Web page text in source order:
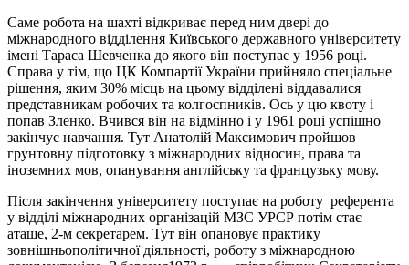
Саме робота на шахті відкриває перед ним двері до
міжнародного відділення Київського державного університету
імені Тараса Шевченка до якого він поступає у 1956 році.
Справа у тім, що ЦК Компартії України прийняло спеціальне
рішення, яким 30% місць на цьому відділені віддавалися
представникам робочих та колгоспників. Ось у цю квоту і
попав Зленко. Вчився він на відмінно і у 1961 році успішно
закінчує навчання. Тут Анатолій Максимович пройшов
грунтовну підготовку з міжнародних відносин, права та
іноземних мов, опанування англійську та французьку мову.
Після закінчення університету поступає на роботу референта
у відділі міжнародних організацій МЗС УРСР потім стає
аташе, 2-м секретарем. Тут він опановує практику
зовнішньополітичної діяльності, роботу з міжнародною